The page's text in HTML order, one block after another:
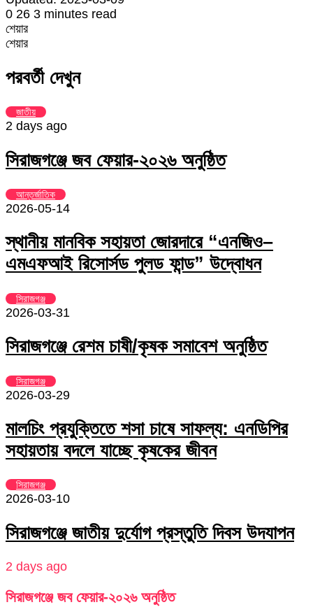
0 26 3 minutes read
শেয়ার
Facebook
Twitter
LinkedIn
Skype
Messenger
Messenger
WhatsApp
Telegram
Share
Email
প্রিন্ট
শেয়ার
via
Email
পরবর্তী দেখুন
জাতীয়
2 days ago
সিরাজগঞ্জে জব ফেয়ার-২০২৬ অনুষ্ঠিত
আন্তর্জাতিক
2026-05-14
স্থানীয় মানবিক সহায়তা জোরদারে “এনজিও–
এমএফআই রিসোর্সড পুলড ফান্ড” উদ্বোধন
সিরাজগঞ্জ
2026-03-31
সিরাজগঞ্জে রেশম চাষী/কৃষক সমাবেশ অনুষ্ঠিত
সিরাজগঞ্জ
2026-03-29
মালচিং প্রযুক্তিতে শসা চাষে সাফল্য: এনডিপির
সহায়তায় বদলে যাচ্ছে কৃষকের জীবন
সিরাজগঞ্জ
2026-03-10
সিরাজগঞ্জে জাতীয় দুর্যোগ প্রস্তুতি দিবস উদযাপন
2 days ago
সিরাজগঞ্জে জব ফেয়ার-২০২৬ অনুষ্ঠিত